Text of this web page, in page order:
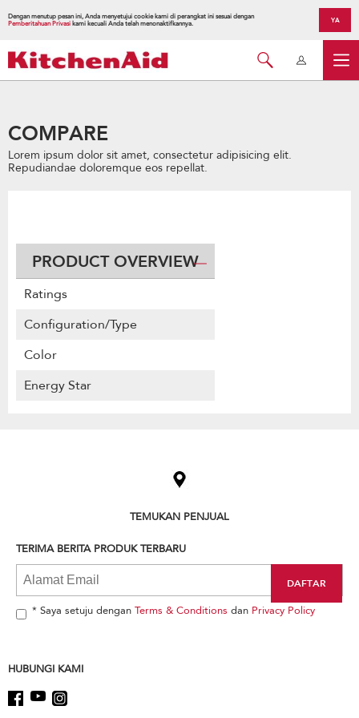
Dengan menutup pesan ini, Anda menyetujui cookie kami di perangkat ini sesuai dengan
Pemberitahuan Privasikami kecuali Anda telah menonaktifkannya. YA
COMPARE
Lorem ipsum dolor sit amet, consectetur adipisicing elit.
Repudiandae doloremque eos repellat.
PRODUCT OVERVIEW
Ratings
Configuration/Type
Color
Energy Star
TEMUKAN PENJUAL
TERIMA BERITA PRODUK TERBARU
* Saya setuju dengan Terms & Conditions dan Privacy Policy
HUBUNGI KAMI